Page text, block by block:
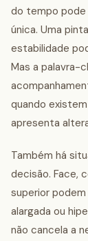
do tempo pode
única. Uma
estabilidade
Mas a palavra-
quando
apresenta
Também há
decisão. Face,
superior
alargada ou
não cancela a